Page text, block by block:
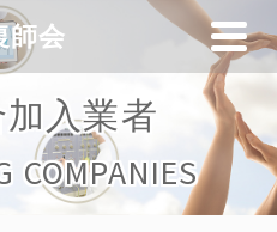
師会
入業者
COMPANIES